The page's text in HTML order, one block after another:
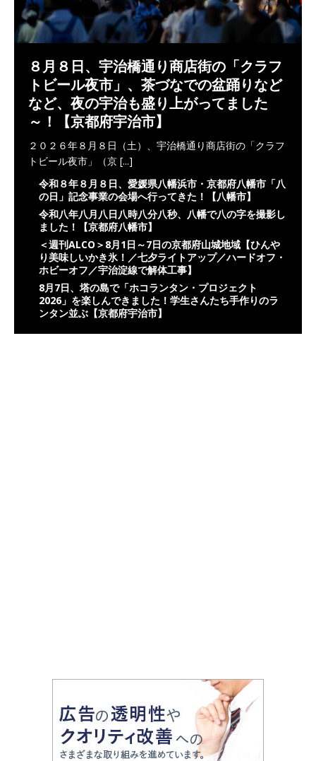
８月８日、宇治橋通り商店街の「クラフ
トビール夜市」、茶づなでの盆踊りなど
など、夜の宇治も盛り上がってました
～！【京都府宇治市】
２０２６年８月８日（土）、宇治橋通り商店街の「クラフ
トビール夜市」（京 [...]
令和８年８月８日、愛媛県八幡浜市・京都府八幡市「八
の日」記念事業の会場へ行ってきた！【八幡市】
令和八年八月八日八時八分八秒、八幡で八の字を撮影し
ました！【京都府八幡市】
＜週刊ALCO＞8月1日～7日の京都府山城地域【ひんや
り美味しいかき氷！／七夕ライトアップ／ハードオフ・
ホビーオフ／宇治淀線で解体工事】
8月7日、塔の島で「ホコランタン・プロジェクト
2026」を楽しんできました！学生さんたち手作りのラ
ンタン並ぶ【京都府宇治市】